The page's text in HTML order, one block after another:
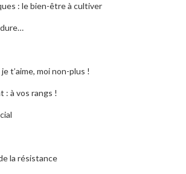
: le bien-être à cultiver
t’aime, moi non-plus !
: à vos rangs !
la résistance